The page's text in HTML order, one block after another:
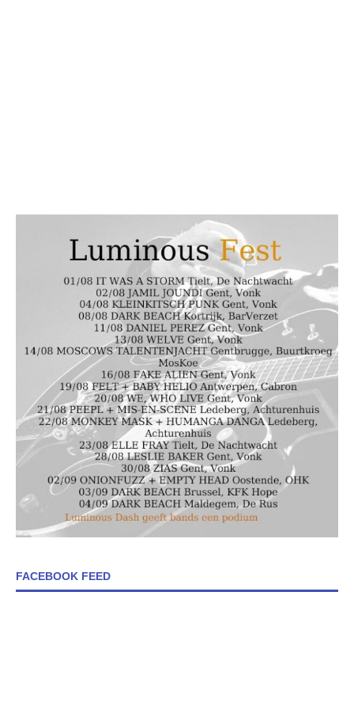
FACEBOOK FEED